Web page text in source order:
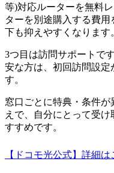
等)対応ルーターを無料
ターを別途購入する費
下も抑えやすくなります
3つ目は訪問サポートで
安な方は、初回訪問設
す。
窓口ごとに特典・条件が
えで、自分にとって受
すすめです。
【ドコモ光公式】詳細は